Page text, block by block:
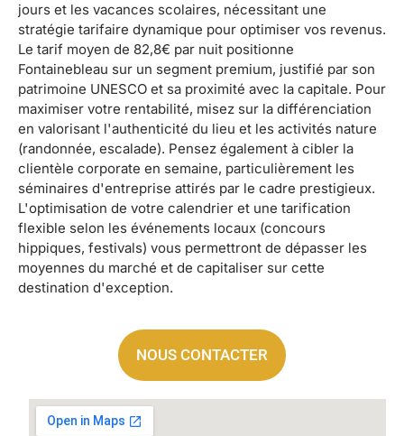
jours et les vacances scolaires, nécessitant une
stratégie tarifaire dynamique pour optimiser vos revenus.
Le tarif moyen de 82,8€ par nuit positionne
Fontainebleau sur un segment premium, justifié par son
patrimoine UNESCO et sa proximité avec la capitale. Pour
maximiser votre rentabilité, misez sur la différenciation
en valorisant l'authenticité du lieu et les activités nature
(randonnée, escalade). Pensez également à cibler la
clientèle corporate en semaine, particulièrement les
séminaires d'entreprise attirés par le cadre prestigieux.
L'optimisation de votre calendrier et une tarification
flexible selon les événements locaux (concours
hippiques, festivals) vous permettront de dépasser les
moyennes du marché et de capitaliser sur cette
destination d'exception.
NOUS CONTACTER